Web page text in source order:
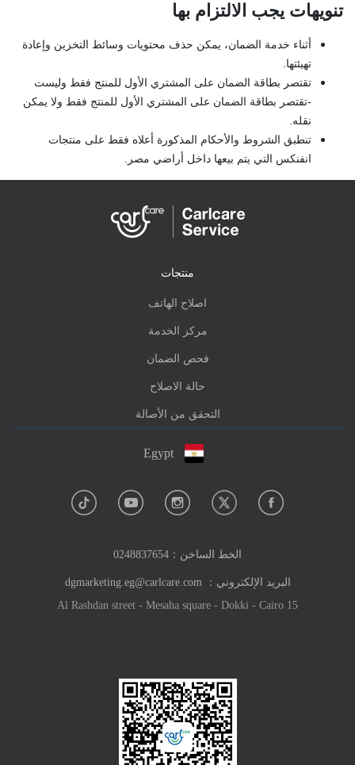
تنويهات يجب الالتزام بها
أثناء خدمة الضمان، يمكن حذف محتويات وسائط التخزين وإعادة
تهيئتها.
تقتصر بطاقة الضمان على المشتري الأول للمنتج فقط وليست
-تقتصر بطاقة الضمان على المشتري الأول للمنتج فقط ولا يمكن
نقله.
تنطبق الشروط والأحكام المذكورة أعلاه فقط على منتجات
انفنكس التي يتم بيعها داخل أراضي مصر.
منتجات
اصلاح الهاتف
مركز الخدمة
فحص الضمان
حالة الاصلاح
التحقق من الأصالة
Egypt
الخط الساخن： 0248837654
البريد الإلكتروني：dgmarketing.eg@carlcare.com
15 Al Rashdan street - Mesaha square - Dokki - Cairo